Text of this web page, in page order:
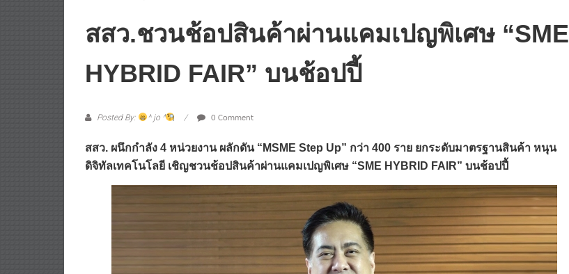
สสว.ชวนช้อปสินค้าผ่านแคมเปญพิเศษ “SME
HYBRID FAIR” บนช้อปปี้
Posted By: ^ jo ^ 0 Comment
สสว. ผนึกกำลัง 4 หน่วยงาน ผลักดัน “MSME Step Up” กว่า 400 ราย ยกระดับมาตรฐานสินค้า หนุน
ดิจิทัลเทคโนโลยี เชิญชวนช้อปสินค้าผ่านแคมเปญพิเศษ “SME HYBRID FAIR” บนช้อปปี้